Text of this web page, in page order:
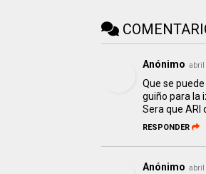
Anónimo abril
Que se
guiño para la
Sera que ARI
RESPONDER
Anónimo abril